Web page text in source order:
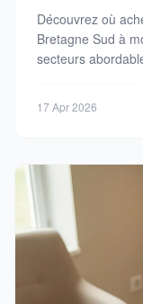
Découvrez où
Bretagne Sud à
secteurs
17 Apr 2026